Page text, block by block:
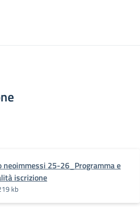
neoimmessi 25-26_Programma e
iscrizione
kb